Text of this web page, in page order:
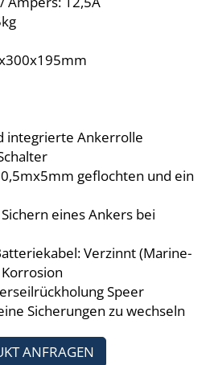
integrierte Ankerrolle
geflochten und ein
eines Ankers bei
Verzinnt (Marine-
Speer
Sicherungen zu wechseln
ANFRAGEN